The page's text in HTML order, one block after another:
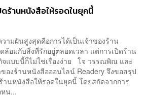
ดร้านหนังสือให้รอดในยุคนี้
ามฝันสูงสุดคือการได้เป็นเจ้าของร้าน
ล้อมกับสิ่งที่รักอยู่ตลอดเวลา แต่การเปิดร้าน
จแบบนี้ก็ไม่ใช่เรื่องง่าย โจ วรรณพิณ และ
องร้านหนังสือออนไลน์ Readery จึงขอสรุป
านหนังสือให้รอดในยุคนี้ โดยสกัดจากการ
น...